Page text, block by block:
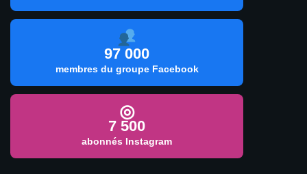
97 000
membres du groupe Facebook
◎
7 500
abonnés Instagram